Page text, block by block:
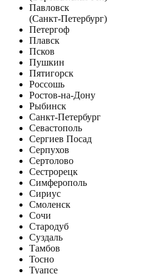
Павловск
(Санкт-Петербург)
Петергоф
Плавск
Псков
Пушкин
Пятигорск
Россошь
Ростов-на-Дону
Рыбинск
Санкт-Петербург
Севастополь
Сергиев Посад
Серпухов
Сертолово
Сестрорецк
Симферополь
Сириус
Смоленск
Сочи
Стародуб
Суздаль
Тамбов
Тосно
Туапсе